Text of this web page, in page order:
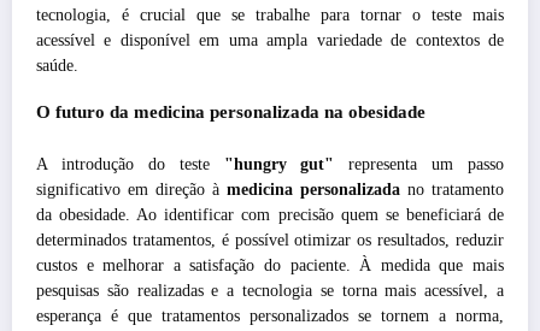
tecnologia, é crucial que se trabalhe para tornar o teste mais
acessível e disponível em uma ampla variedade de contextos de
saúde.
O futuro da medicina personalizada na obesidade
A introdução do teste "hungry gut" representa um passo
significativo em direção à medicina personalizada no tratamento
da obesidade. Ao identificar com precisão quem se beneficiará de
determinados tratamentos, é possível otimizar os resultados, reduzir
custos e melhorar a satisfação do paciente. À medida que mais
pesquisas são realizadas e a tecnologia se torna mais acessível, a
esperança é que tratamentos personalizados se tornem a norma,